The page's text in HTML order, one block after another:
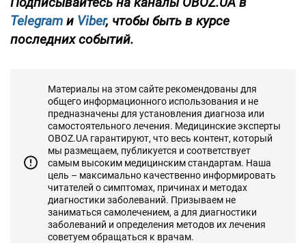
Telegram и Viber, чтобы быть в курсе
последних событий.
Материалы на этом сайте рекомендованы для
общего информационного использования и не
предназначены для установления диагноза или
самостоятельного лечения. Медицинские эксперты
OBOZ.UA гарантируют, что весь контент, который
мы размещаем, публикуется и соответствует
самым высоким медицинским стандартам. Наша
цель – максимально качественно информировать
читателей о симптомах, причинах и методах
диагностики заболеваний. Призываем не
заниматься самолечением, а для диагностики
заболеваний и определения методов их лечения
советуем обращаться к врачам.